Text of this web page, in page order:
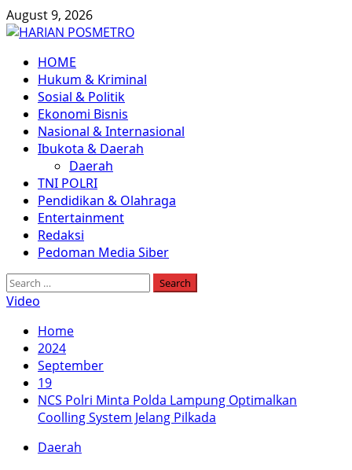
Skip
to
August 9, 2026
Primary
Menu
HOME
Hukum & Kriminal
Sosial & Politik
Ekonomi Bisnis
Nasional & Internasional
Ibukota & Daerah
Daerah
TNI POLRI
Pendidikan & Olahraga
Entertainment
Redaksi
Pedoman Media Siber
Search
for:
Video
Home
2024
September
19
NCS Polri Minta Polda Lampung Optimalkan
Coolling System Jelang Pilkada
Daerah